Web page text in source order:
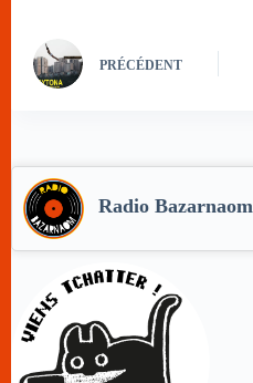
PRÉCÉDENT
Radio Bazarnaom